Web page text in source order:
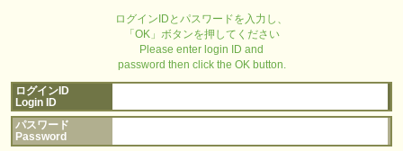
ログインIDとパスワードを入力し、
「OK」ボタンを押してください
Please enter login ID and
password then click the OK button.
ログインID
Login ID
パスワード
Password